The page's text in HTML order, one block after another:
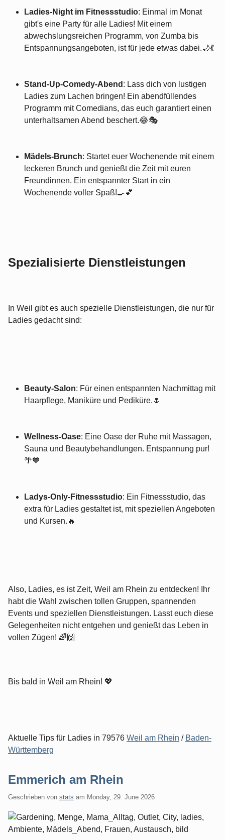
Ladies-Night im Fitnessstudio: Einmal im Monat
gibt's eine Party für alle Ladies! Mit einem
abwechslungsreichen Programm, von Zumba bis
Entspannungsangeboten, ist für jede etwas dabei.🌙💃
Stand-Up-Comedy-Abend : Lass dich von lustigen
Ladies zum Lachen bringen! Ein abendfüllendes
Programm mit Comedians, das euch garantiert einen
unterhaltsamen Abend beschert.😂🎭
Mädels-Brunch: Startet euer Wochenende mit einem
leckeren Brunch und genießt die Zeit mit euren
Freundinnen. Ein entspannter Start in ein
Wochenende voller Spaß!🍳💕
Spezialisierte Dienstleistungen
In Weil gibt es auch spezielle Dienstleistungen, die nur für
Ladies gedacht sind:
Beauty-Salon: Für einen entspannten Nachmittag mit
Haarpflege, Maniküre und Pediküre.🌷
Wellness-Oase: Eine Oase der Ruhe mit Massagen,
Sauna und Beautybehandlungen. Entspannung pur!
🌴🧡
Ladys-Only-Fitnessstudio: Ein Fitnessstudio, das
extra für Ladies gestaltet ist, mit speziellen Angeboten
und Kursen.🔥
Also, Ladies, es ist Zeit, Weil am Rhein zu entdecken! Ihr
habt die Wahl zwischen tollen Gruppen, spannenden
Events und speziellen Dienstleistungen. Lasst euch diese
Gelegenheiten nicht entgehen und genießt das Leben in
vollen Zügen! 🌈🙌
Bis bald in Weil am Rhein! 💖
Aktuelle Tips für Ladies in 79576 Weil am Rhein / Baden-
Württemberg
Emmerich am Rhein
Geschrieben von stats am Monday, 29. June 2026